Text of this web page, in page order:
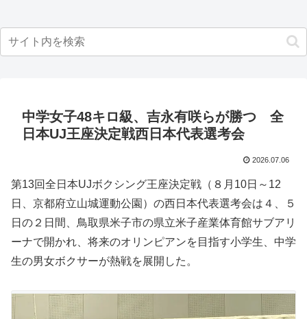
中学女子48キロ級、吉永有咲らが勝つ 全
日本UJ王座決定戦西日本代表選考会
2026.07.06
第13回全日本UJボクシング王座決定戦（８月10日～12
日、京都府立山城運動公園）の西日本代表選考会は４、５
日の２日間、鳥取県米子市の県立米子産業体育館サブアリ
ーナで開かれ、将来のオリンピアンを目指す小学生、中学
生の男女ボクサーが熱戦を展開した。